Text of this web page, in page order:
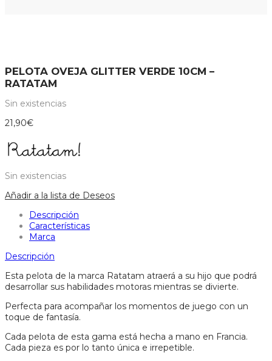
PELOTA OVEJA GLITTER VERDE 10CM –
RATATAM
Sin existencias
21,90€
Sin existencias
Añadir a la lista de Deseos
Descripción
Características
Marca
Descripción
Esta pelota de la marca Ratatam atraerá a su hijo que podrá
desarrollar sus habilidades motoras mientras se divierte.
Perfecta para acompañar los momentos de juego con un
toque de fantasía.
Cada pelota de esta gama está hecha a mano en Francia.
Cada pieza es por lo tanto única e irrepetible.